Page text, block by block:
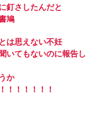
釘さしたんだと
鳩
は思えない不妊
いてもないのに報告し
か
！！！！！！